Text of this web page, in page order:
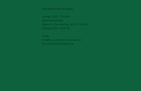
kontaktieren Sie uns gerne
Montag: 12:00 - 17:00 Uhr
Dienstag: Ruhetag
Mittwoch - Donnerstag: 12:00 - 17:00 Uhr
Freitag: 09:00 - 12:00 Uhr
E-Mail:
info@fine-collectors-minerals.com
Tel.: (0049) 08743 9699235